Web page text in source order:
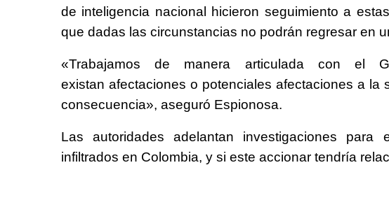
de inteligencia nacional hicieron seguimiento a
que dadas las circunstancias no podrán regresar en
«Trabajamos de manera articulada con el
existan afectaciones o potenciales afectaciones a la
consecuencia», aseguró Espionosa.
Las autoridades adelantan investigaciones para
infiltrados en Colombia, y si este accionar tendría